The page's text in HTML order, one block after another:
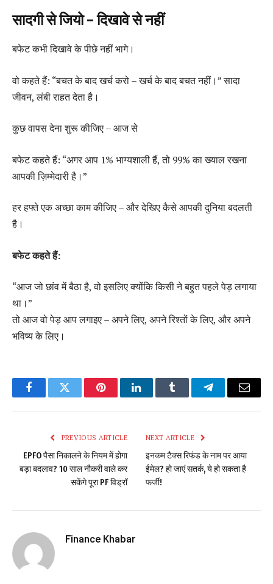
सादगी से जियो – दिखावे से नहीं
बफेट कभी दिखावे के पीछे नहीं भागे।
वो कहते हैं: “बचत के बाद खर्च करो – खर्च के बाद बचत नहीं।” सादा
जीवन, लंबी राहत देता है।
कुछ वापस देना शुरू कीजिए – आज से
बफेट कहते हैं: “अगर आप 1% भाग्यशाली हैं, तो 99% का ख्याल रखना
आपकी ज़िम्मेदारी है।”
हर हफ्ते एक अच्छा काम कीजिए – और देखिए कैसे आपकी दुनिया बदलती
है।
बफेट कहते हैं:
“आज जो छांव में बैठा है, वो इसलिए क्योंकि किसी ने बहुत पहले पेड़ लगाया
था।”
तो आज वो पेड़ आप लगाइए – अपने लिए, अपने रिश्तों के लिए, और अपने
भविष्य के लिए।
FacebookTwitter PinterestLinkedInTumblr TelegramEmail
PREVIOUS ARTICLE
EPFO पैसा निकालने के नियम में होगा
बड़ा बदलाव? 10 साल नौकरी वाले कर
सकेंगे पूरा PF विड्रॉ
NEXT ARTICLE
इनकम टैक्स रिफंड के नाम पर आया
ईमेल? हो जाएं सतर्क, ये हो सकता है
फर्जी!
Finance Khabar